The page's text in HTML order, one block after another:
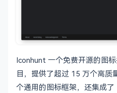
Iconhunt 一个免费开源的图
目，提供了超过 15 万个高
个通用的图标框架，还集成